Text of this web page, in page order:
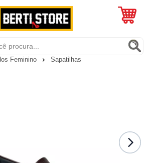
Feminino Sapatilhas